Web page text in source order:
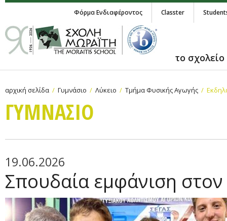
Φόρμα Ενδιαφέροντος Classter
το σχολείο
αρχική σελίδα Γυμνάσιο Λύκειο Τμήμα Φυσικής Αγωγής
ΓΥΜΝAΣΙΟ
19.06.2026
Σπουδαία εμφάνιση στον